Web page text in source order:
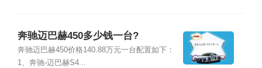
奔驰迈巴赫450多少钱一台?
奔驰迈巴赫450价格140.88万元一台配置如下：
1、奔驰-迈巴赫S4...